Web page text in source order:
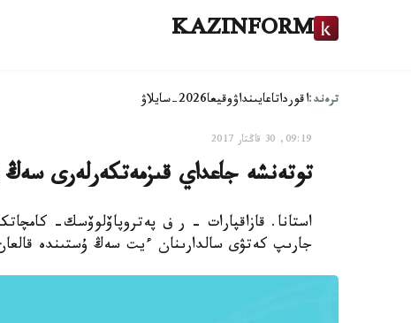
KAZINFORM
ترەند:اقورداتاعايىنداۋوقيعا2026-سايلاۋ
09:19, 30 قاڭتار 2017
توتەنشە جاعداي قىزمەتكەرلەرى
استانا. قازاقپارات - ر ف پەتروپاۆلوۆسك-
جارىپ كەتۋى سالدارىنان ءيت سەڭ ۇستىندە